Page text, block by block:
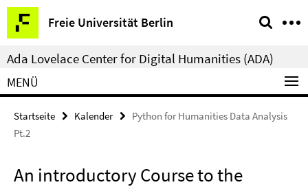
Springe
direkt
zu
Inhalt
Freie Universität Berlin
Service-
Navigation
Ada Lovelace Center for Digital Humanities (ADA)
MENÜ
Startseite Kalender
Python for Humanities Data Analysis
Pt.2
An introductory Course to the